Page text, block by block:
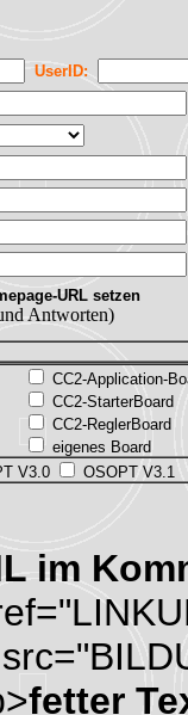
UserID:
URL setzen
Antworten)
CC2-Application-
CC2-StarterBoard
CC2-ReglerBoard
eigenes Board
V3.0 OSOPT V3.1
im
fetter